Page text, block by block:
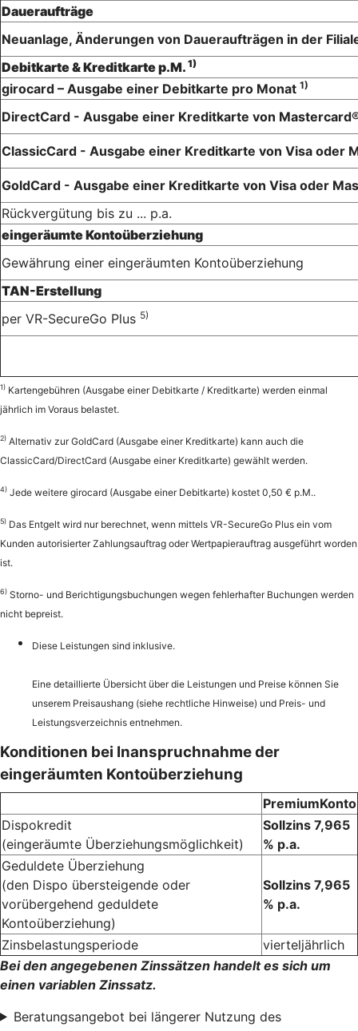
Daueraufträge
Neuanlage, Änderungen von Daueraufträgen in der
Debitkarte & Kreditkarte p.M. 1)
girocard – Ausgabe einer Debitkarte pro Monat 1)
DirectCard - Ausgabe einer Kreditkarte von
ClassicCard - Ausgabe einer Kreditkarte von Visa oder
GoldCard - Ausgabe einer Kreditkarte von Visa oder
Rückvergütung bis zu ... p.a.
eingeräumte Kontoüberziehung
Gewährung einer eingeräumten Kontoüberziehung
TAN-Erstellung
per VR-SecureGo Plus 5)
1) Kartengebühren (Ausgabe einer Debitkarte / Kreditkarte) werden einmal
jährlich im Voraus belastet.
2) Alternativ zur GoldCard (Ausgabe einer Kreditkarte) kann auch die
ClassicCard/DirectCard (Ausgabe einer Kreditkarte) gewählt werden.
4) Jede weitere girocard (Ausgabe einer Debitkarte) kostet 0,50 € p.M..
5) Das Entgelt wird nur berechnet, wenn mittels VR-SecureGo Plus ein vom
Kunden autorisierter Zahlungsauftrag oder Wertpapierauftrag ausgeführt worden
ist.
6) Storno- und Berichtigungsbuchungen wegen fehlerhafter Buchungen werden
nicht bepreist.
Diese Leistungen sind inklusive.
Eine detaillierte Übersicht über die Leistungen und Preise können Sie
unserem Preisaushang (siehe rechtliche Hinweise) und Preis- und
Leistungsverzeichnis entnehmen.
Konditionen bei Inanspruchnahme der
eingeräumten Kontoüberziehung
PremiumKonto
Dispokredit
(eingeräumte Überziehungsmöglichkeit)
Sollzins 7,965
% p.a.
Geduldete Überziehung
(den Dispo übersteigende oder
vorübergehend geduldete
Kontoüberziehung)
Sollzins 7,965
% p.a.
Zinsbelastungsperiode
vierteljährlich
Bei den angegebenen Zinssätzen handelt es sich um
einen variablen Zinssatz.
Beratungsangebot bei längerer Nutzung des